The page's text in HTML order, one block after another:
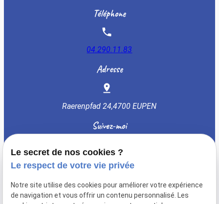
Téléphone
04.290.11.83
Adresse
Raerenpfad 24,4700 EUPEN
Suivez-moi
TVA Intracommunautaire :
Le secret de nos cookies ?
Le respect de votre vie privée
Notre site utilise des cookies pour améliorer votre expérience
de navigation et vous offrir un contenu personnalisé. Les